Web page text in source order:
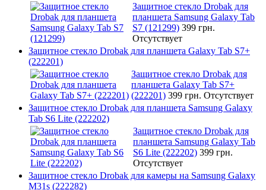
Защитное стекло Drobak для
планшета Samsung Galaxy Tab
S7 (121299) 399 грн.
Отсутствует
Защитное стекло Drobak для планшета Galaxy Tab S7+
(222201)
Защитное стекло Drobak для
планшета Galaxy Tab S7+
(222201) 399 грн. Отсутствует
Защитное стекло Drobak для планшета Samsung Galaxy
Tab S6 Lite (222202)
Защитное стекло Drobak для
планшета Samsung Galaxy Tab
S6 Lite (222202) 399 грн.
Отсутствует
Защитное стекло Drobak для камеры на Samsung Galaxy
M31s (222282)